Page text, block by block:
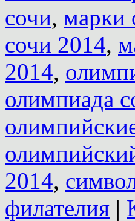
сочи, марки
сочи 2014,
2014,
олимпиада
2014,
филателия |